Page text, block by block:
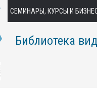
СЕМИНАРЫ, КУРСЫ И
Библиотека